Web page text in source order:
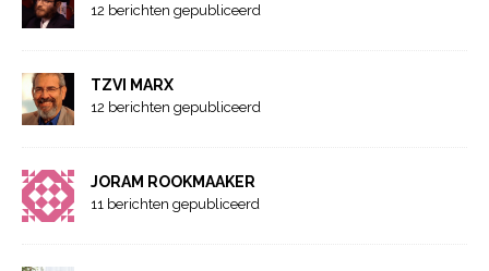
12 berichten gepubliceerd
TZVI MARX
12 berichten gepubliceerd
JORAM ROOKMAAKER
11 berichten gepubliceerd